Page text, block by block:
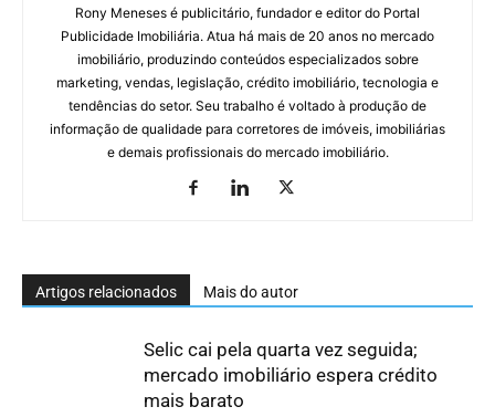
Rony Meneses é publicitário, fundador e editor do Portal
Publicidade Imobiliária. Atua há mais de 20 anos no mercado
imobiliário, produzindo conteúdos especializados sobre
marketing, vendas, legislação, crédito imobiliário, tecnologia e
tendências do setor. Seu trabalho é voltado à produção de
informação de qualidade para corretores de imóveis, imobiliárias
e demais profissionais do mercado imobiliário.
Artigos relacionados Mais do autor
Selic cai pela quarta vez seguida;
mercado imobiliário espera crédito
mais barato